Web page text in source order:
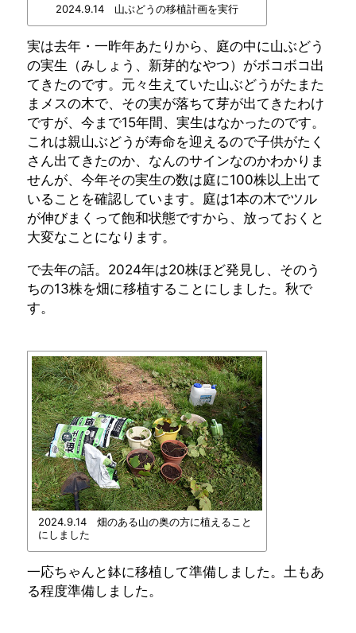
2024.9.14 山ぶどうの移植計画を実行
実は去年・一昨年あたりから、庭の中に山ぶどう
の実生（みしょう、新芽的なやつ）がボコボコ出
てきたのです。元々生えていた山ぶどうがたまた
まメスの木で、その実が落ちて芽が出てきたわけ
ですが、今まで15年間、実生はなかったのです。
これは親山ぶどうが寿命を迎えるので子供がたく
さん出てきたのか、なんのサインなのかわかりま
せんが、今年その実生の数は庭に100株以上出て
いることを確認しています。庭は1本の木でツル
が伸びまくって飽和状態ですから、放っておくと
大変なことになります。
で去年の話。2024年は20株ほど発見し、そのう
ちの13株を畑に移植することにしました。秋で
す。
2024.9.14 畑のある山の奥の方に植えること
にしました
一応ちゃんと鉢に移植して準備しました。土もあ
る程度準備しました。